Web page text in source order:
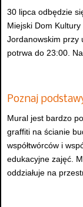
30 lipca odbędzie
Miejski Dom
Jordanowskim przy
potrwa do 23:00.
Poznaj
Mural jest bardzo
graffiti na ścianie
współtwórców i
edukacyjne zajęć.
oddziałuje na